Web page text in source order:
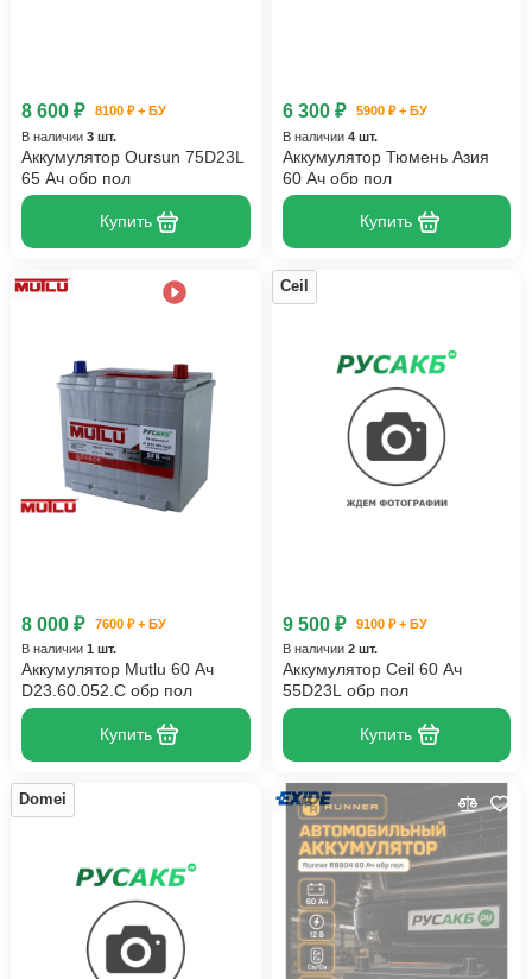
8 600 ₽
8100 ₽ + БУ
В наличии 3 шт.
Аккумулятор Oursun 75D23L
65 Ач обр пол
Купить
6 300 ₽
5900 ₽ + БУ
В наличии 4 шт.
Аккумулятор Тюмень Азия
60 Ач обр пол
Купить
8 000 ₽
7600 ₽ + БУ
В наличии 1 шт.
Аккумулятор Mutlu 60 Ач
D23.60.052.C обр пол
Купить
Ceil
9 500 ₽
9100 ₽ + БУ
В наличии 2 шт.
Аккумулятор Ceil 60 Ач
55D23L обр пол
Купить
Domei